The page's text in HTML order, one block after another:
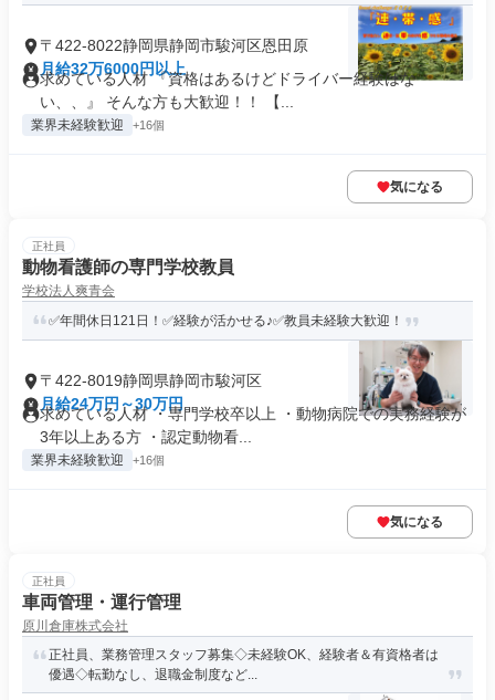
〒422-8022静岡県静岡市駿河区恩田原
月給32万6000円以上
求めている人材 『資格はあるけどドライバー経験はな
い、、』 そんな方も大歓迎！！ 【...
業界未経験歓迎 +16個
気になる
正社員
動物看護師の専門学校教員
学校法人爽青会
✅年間休日121日！✅経験が活かせる♪✅教員未経験大歓迎！
〒422-8019静岡県静岡市駿河区
月給24万円～30万円
求めている人材 ・専門学校卒以上 ・動物病院での実務経験が
3年以上ある方 ・認定動物看...
業界未経験歓迎 +16個
気になる
正社員
車両管理・運行管理
原川倉庫株式会社
正社員、業務管理スタッフ募集◇未経験OK、経験者＆有資格者は
優遇◇転勤なし、退職金制度など...